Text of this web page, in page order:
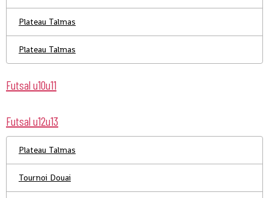
Plateau Talmas
Plateau Talmas
Futsal u10u11
Futsal u12u13
Plateau Talmas
Tournoi Douai